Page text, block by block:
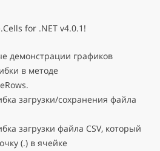
for .NET v4.0.1!
демонстрации графиков
в методе
загрузки/сохранения файла
загрузки файла CSV, который
(.) в ячейке